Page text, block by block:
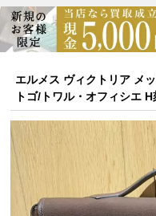
無
小田急新宿店
なんば店 神戸
中野ブロードウェイ
エルメス ヴィクトリア メ
トゴ/トワル・オフィシエ